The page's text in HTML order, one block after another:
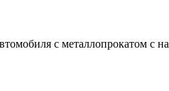
с металлопрокатом с